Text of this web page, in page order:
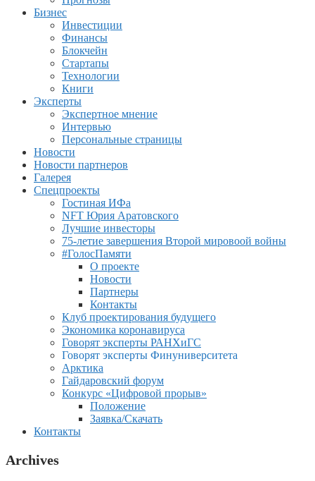
Бизнес
Инвестиции
Финансы
Блокчейн
Стартапы
Технологии
Книги
Эксперты
Экспертное мнение
Интервью
Персональные страницы
Новости
Новости партнеров
Галерея
Спецпроекты
Гостиная ИФа
NFT Юрия Аратовского
Лучшие инвесторы
75-летие завершения Второй мировоой войны
#ГолосПамяти
О проекте
Новости
Партнеры
Контакты
Клуб проектирования будущего
Экономика коронавируса
Говорят эксперты РАНХиГС
Говорят эксперты Финуниверситета
Арктика
Гайдаровский форум
Конкурс «Цифровой прорыв»
Положение
Заявка/Скачать
Контакты
Archives